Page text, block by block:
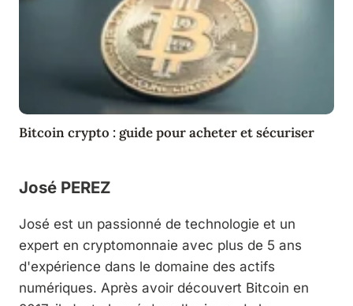
Bitcoin crypto : guide pour acheter et sécuriser
José PEREZ
José est un passionné de technologie et un
expert en cryptomonnaie avec plus de 5 ans
d'expérience dans le domaine des actifs
numériques. Après avoir découvert Bitcoin en